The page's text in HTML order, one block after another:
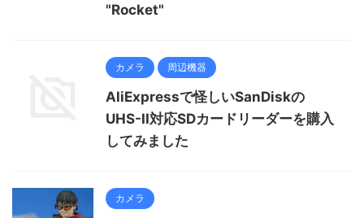
"Rocket"
カメラ 周辺機器
AliExpressで怪しいSanDiskの
UHS-II対応SDカードリーダーを購入
してみました
カメラ